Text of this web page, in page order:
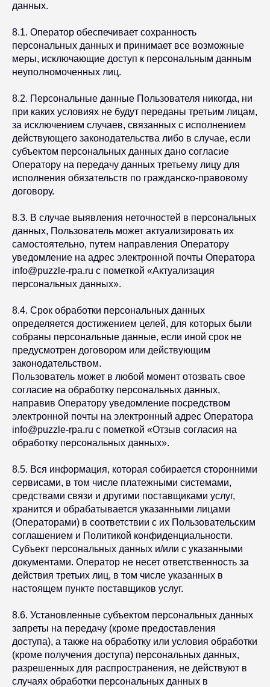
данных.
8.1. Оператор обеспечивает сохранность
персональных данных и принимает все возможные
меры, исключающие доступ к персональным данным
неуполномоченных лиц.
8.2. Персональные данные Пользователя никогда, ни
при каких условиях не будут переданы третьим лицам,
за исключением случаев, связанных с исполнением
действующего законодательства либо в случае, если
субъектом персональных данных дано согласие
Оператору на передачу данных третьему лицу для
исполнения обязательств по гражданско-правовому
договору.
8.3. В случае выявления неточностей в персональных
данных, Пользователь может актуализировать их
самостоятельно, путем направления Оператору
уведомление на адрес электронной почты Оператора
info@puzzle-rpa.ru с пометкой «Актуализация
персональных данных».
8.4. Срок обработки персональных данных
определяется достижением целей, для которых были
собраны персональные данные, если иной срок не
предусмотрен договором или действующим
законодательством.
Пользователь может в любой момент отозвать свое
согласие на обработку персональных данных,
направив Оператору уведомление посредством
электронной почты на электронный адрес Оператора
info@puzzle-rpa.ru с пометкой «Отзыв согласия на
обработку персональных данных».
8.5. Вся информация, которая собирается сторонними
сервисами, в том числе платежными системами,
средствами связи и другими поставщиками услуг,
хранится и обрабатывается указанными лицами
(Операторами) в соответствии с их Пользовательским
соглашением и Политикой конфиденциальности.
Субъект персональных данных и/или с указанными
документами. Оператор не несет ответственность за
действия третьих лиц, в том числе указанных в
настоящем пункте поставщиков услуг.
8.6. Установленные субъектом персональных данных
запреты на передачу (кроме предоставления
доступа), а также на обработку или условия обработки
(кроме получения доступа) персональных данных,
разрешенных для распространения, не действуют в
случаях обработки персональных данных в